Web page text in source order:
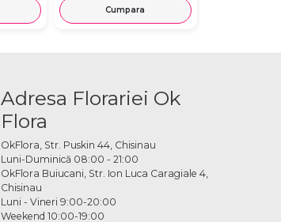
Cumpara
Adresa Florariei Ok
Flora
OkFlora, Str. Puskin 44, Chisinau
Luni-Duminică 08:00 - 21:00
OkFlora Buiucani, Str. Ion Luca Caragiale 4,
Chisinau
Luni - Vineri 9:00-20:00
Weekend 10:00-19:00